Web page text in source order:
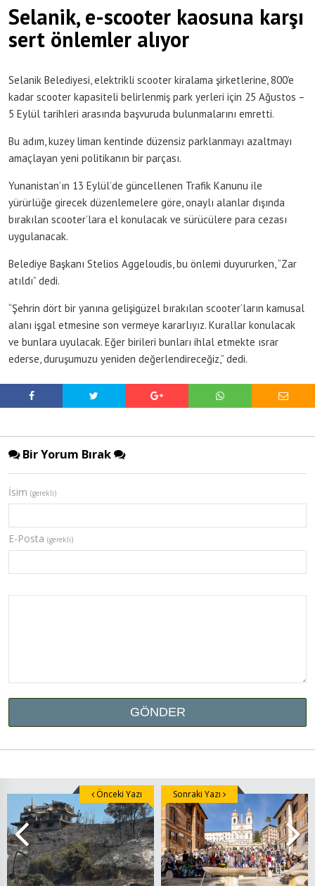
Selanik, e-scooter kaosuna karşı
sert önlemler alıyor
Selanik Belediyesi, elektrikli scooter kiralama şirketlerine, 800’e
kadar scooter kapasiteli belirlenmiş park yerleri için 25 Ağustos –
5 Eylül tarihleri arasında başvuruda bulunmalarını emretti.
Bu adım, kuzey liman kentinde düzensiz parklanmayı azaltmayı
amaçlayan yeni politikanın bir parçası.
Yunanistan’ın 13 Eylül’de güncellenen Trafik Kanunu ile
yürürlüğe girecek düzenlemelere göre, onaylı alanlar dışında
bırakılan scooter’lara el konulacak ve sürücülere para cezası
uygulanacak.
Belediye Başkanı Stelios Aggeloudis, bu önlemi duyururken, “Zar
atıldı” dedi.
“Şehrin dört bir yanına gelişigüzel bırakılan scooter’ların kamusal
alanı işgal etmesine son vermeye kararlıyız. Kurallar konulacak
ve bunlara uyulacak. Eğer birileri bunları ihlal etmekte ısrar
ederse, duruşumuzu yeniden değerlendireceğiz,” dedi.
Bir Yorum Bırak
İsim (gerekli)
E-Posta (gerekli)
Önceki Yazı Sonraki Yazı